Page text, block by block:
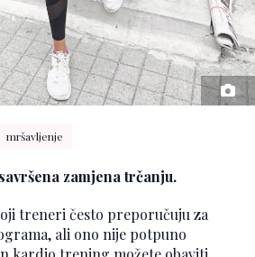
mršavljenje
zamjena trčanju.
treneri često preporučuju za
ali ono nije potpuno